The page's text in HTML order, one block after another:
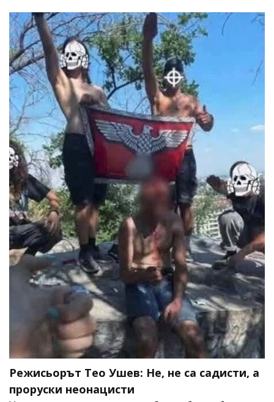
Режисьорът Тео Ушев: Не, не са садисти, а
проруски неонацисти